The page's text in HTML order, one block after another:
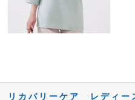
リカバリーケア レディ